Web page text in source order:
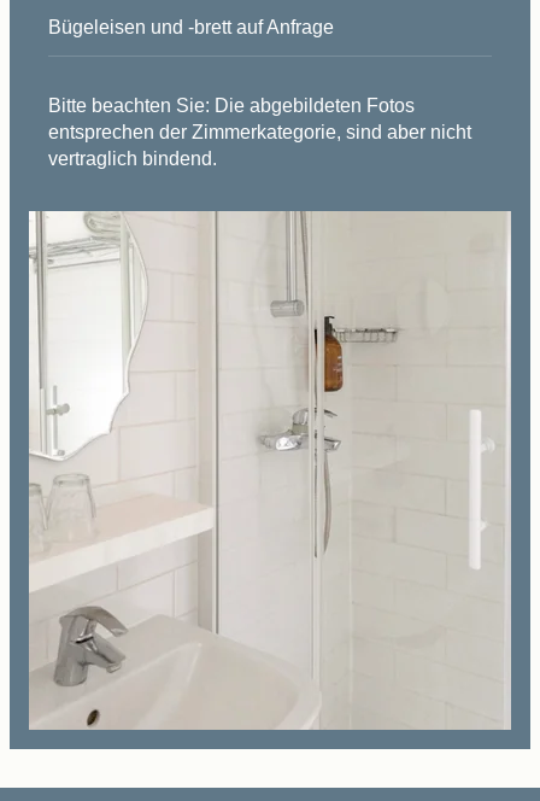
Bügeleisen und -brett auf Anfrage
Bitte beachten Sie: Die abgebildeten Fotos
entsprechen der Zimmerkategorie, sind aber nicht
vertraglich bindend.
Das Haus
Unsere Partner
Angebote & AktuellesZugangBuchen